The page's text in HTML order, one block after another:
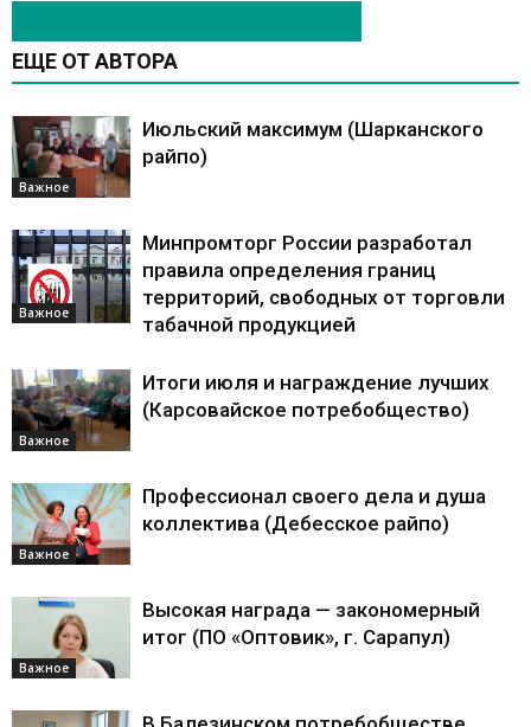
ЕЩЕ ОТ АВТОРА
Важное
Июльский максимум (Шарканского
райпо)
Важное
Минпромторг России разработал
правила определения границ
территорий, свободных от торговли
табачной продукцией
Важное
Итоги июля и награждение лучших
(Карсовайское потребобщество)
Важное
Профессионал своего дела и душа
коллектива (Дебесское райпо)
Важное
Высокая награда — закономерный
итог (ПО «Оптовик», г. Сарапул)